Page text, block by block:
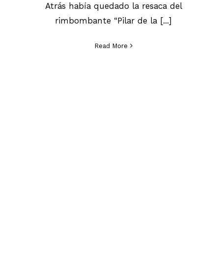
Atrás había quedado la resaca del
rimbombante “Pilar de la [...]
Read More